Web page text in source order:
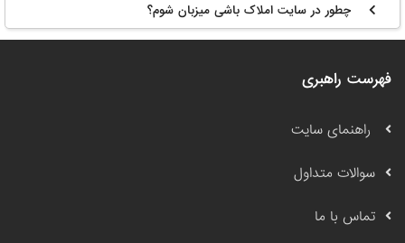
چطور در سایت املاک باشی میزبان شوم؟
فهرست راهبری
راهنمای سایت
سوالات متداول
تماس با ما